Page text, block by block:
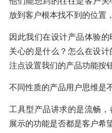
放到客户根本找不到的位置
因此我们在设计产品体验
关心的是什么？怎么在设
注点设置我们的产品功能按
不同性质的产品用户思维是
工具型产品讲求的是流畅，
展示的功能是否都是客户希